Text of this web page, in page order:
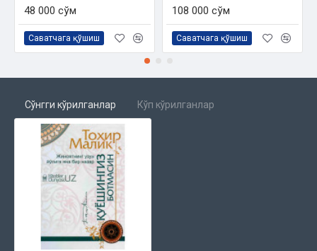
48 000 сўм
Саватчага қўшиш
108 000 сўм
Саватчага қўшиш
Сўнгги кўрилганлар Кўп кўрилганлар